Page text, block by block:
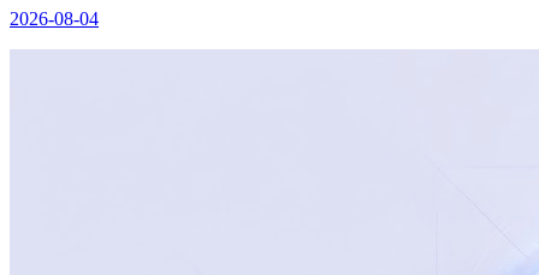
2026-08-04